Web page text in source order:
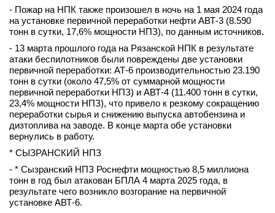
- Пожар на НПК также произошел в ночь на 1 мая 2024 года
на установке первичной переработки нефти АВТ-3 (8.590
тонн в сутки, 17,6% мощности НПЗ), по данным источников.
- 13 марта прошлого года на Рязанской НПК в результате
атаки беспилотников были повреждены две установки
первичной переработки: АТ-6 производительностью 23.190
тонн в сутки (около 47,5% от суммарной мощности
первичной переработки НПЗ) и АВТ-4 (11.400 тонн в сутки,
23,4% мощности НПЗ), что привело к резкому сокращению
переработки сырья и снижению выпуска автобензина и
дизтоплива на заводе. В конце марта обе установки
вернулись в работу.
* СЫЗРАНСКИЙ НПЗ
- * Сызранский НПЗ Роснефти мощностью 8,5 миллиона
тонн в год был атакован БПЛА 4 марта 2025 года, в
результате чего возникло возгорание на первичной
установке АВТ-6.